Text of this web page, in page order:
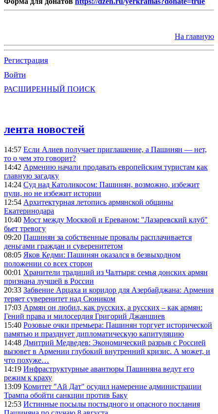
На главную
Регистрация
Войти
РАСШИРЕННЫЙ ПОИСК
лента новостей
14:57 Если Алиев получает приглашение, а Пашинян — нет,
то о чем это говорит?
14:42 Армению начали продавать европейским туристам как
главную загадку
14:24 Суд над Католикосом: Пашинян, возможно, избежит
пули, но не избежит истории
12:54 Архитектурная летопись армянской общины
Екатеринодара
10:40 Мост между Москвой и Ереваном: "Лазаревский клуб"
бьет тревогу
09:20 Пашинян за собственные провалы расплачивается
деньгами граждан и суверенитетом
08:05 Яков Кедми: Пашинян оказался в безвыходном
положении со всех сторон
00:01 Хранители традиций из Чалтыря: семья донских армян
признана лучшей в России
20:33 Забвение Арцаха и коридор для Азербайджана: Армения
теряет суверенитет над Сюником
17:03 Армян он любил, как русских, а русских – как армян:
Гений права и милосердия Григорий Джаншиев
15:40 Розовые очки премьера: Пашинян торгует исторической
памятью и празднует дипломатическую капитуляцию
14:48 Дмитрий Медведев: Экономический разрыв с Россией
вызовет в Армении глубокий внутренний кризис. А может, и
что похуже…
14:19 Инфраструктурные авантюры Пашиняна ведут его
режим к краху
13:09 Комитет "Ай Дат" осудил намерение администрации
Трампа обойти санкции против Баку
12:53 Истинные посылы постыдного и опасного послания